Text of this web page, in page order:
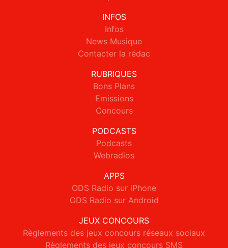
INFOS
Infos
News Musique
Contacter la rédac
RUBRIQUES
Bons Plans
Emissions
Concours
PODCASTS
Podcasts
Webradios
APPS
ODS Radio sur iPhone
ODS Radio sur Android
JEUX CONCOURS
Règlements des jeux concours réseaux sociaux
Règlements des jeux concours SMS